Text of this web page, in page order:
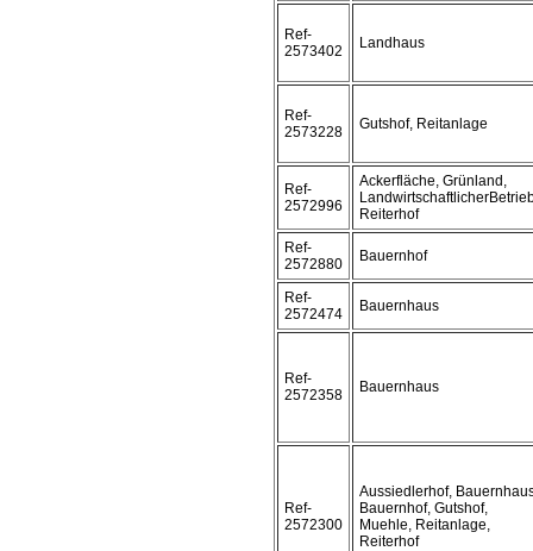
Ref-
2573402
Landhaus
Ref-
2573228
Gutshof, Reitanlage
Ref-
2572996
Ackerfläche, Grünland,
Reiterhof
Ref-
2572880
Bauernhof
Ref-
2572474
Bauernhaus
Ref-
2572358
Bauernhaus
Ref-
2572300
Aussiedlerhof,
Bauernhof, Gutshof,
Muehle, Reitanlage,
Reiterhof